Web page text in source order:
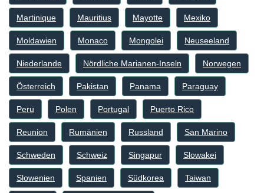
Martinique Mauritius Mayotte Mexiko
Moldawien Monaco Mongolei Neuseeland
Niederlande Nördliche Marianen-Inseln Norwegen
Österreich Pakistan Panama Paraguay
Peru Polen Portugal Puerto Rico
Reunion Rumänien Russland San Marino
Schweden Schweiz Singapur Slowakei
Slowenien Spanien Südkorea Taiwan